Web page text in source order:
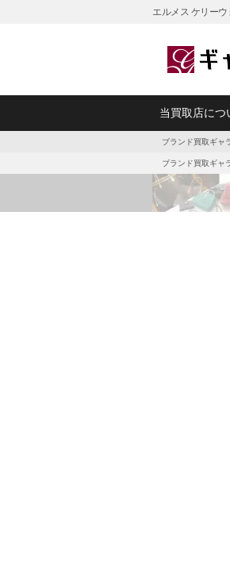
エルメス ケリー
当買取店につ
ブランド買取ギャ
ブランド買取ギャ